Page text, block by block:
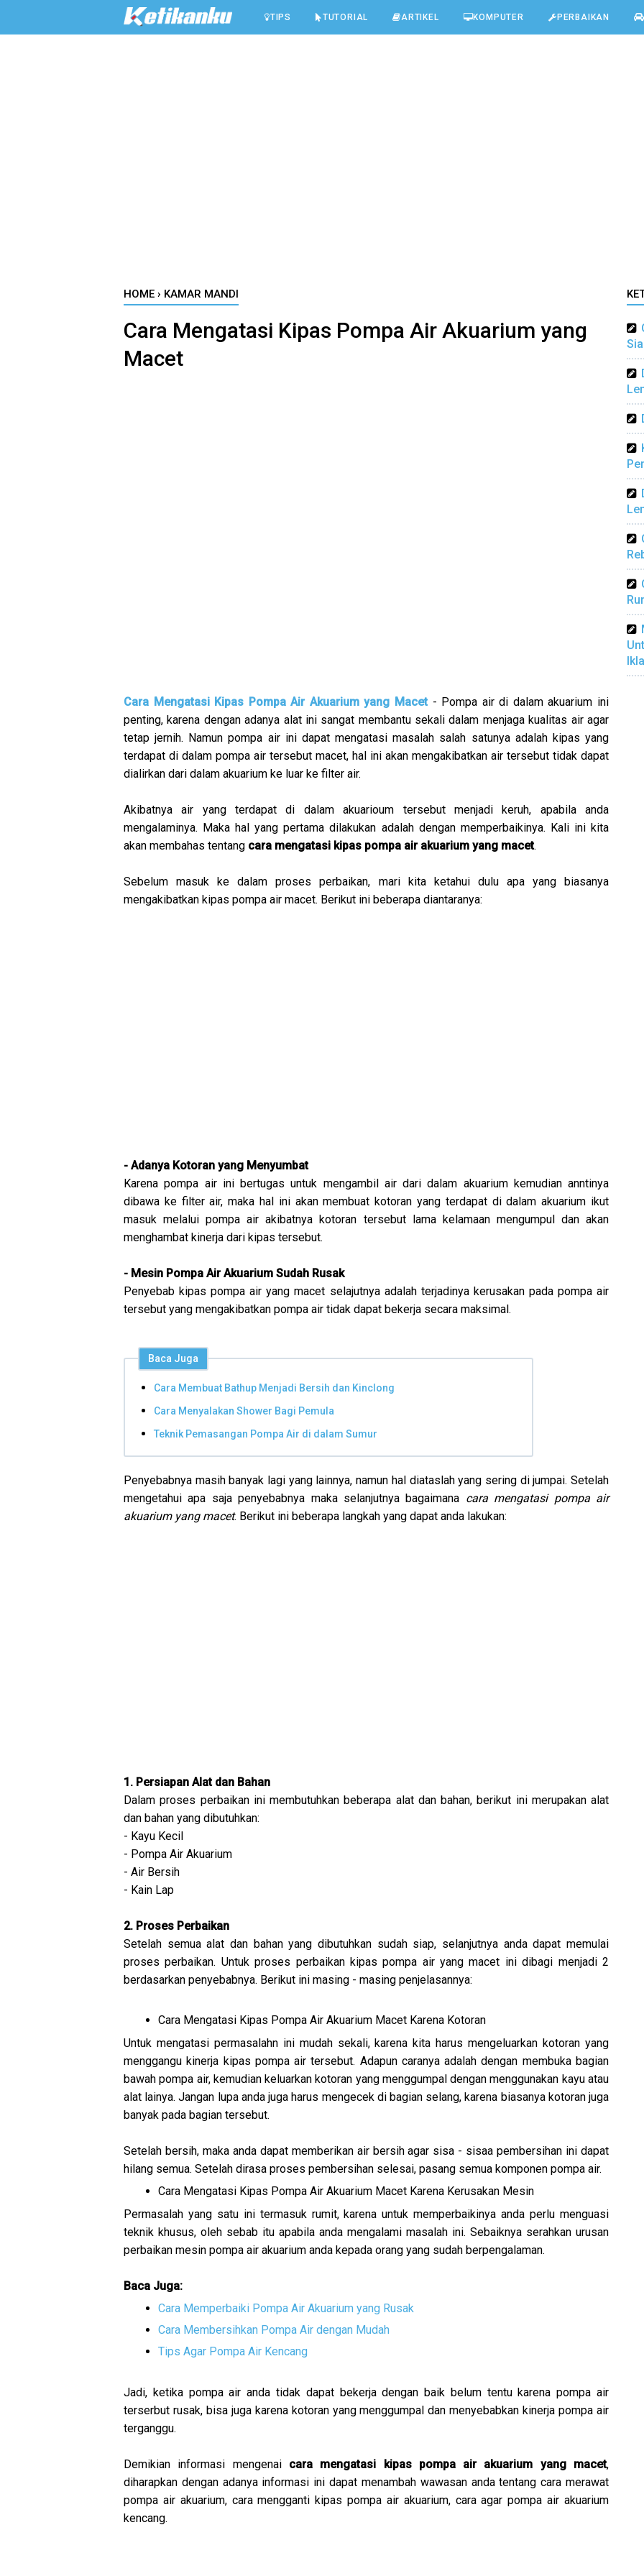
TIPS TUTORIAL ARTIKEL KOMPUTER PERBAIKAN
HOME › KAMAR MANDI
Cara Mengatasi Kipas Pompa Air Akuarium yang
Macet
Cara Mengatasi Kipas Pompa Air Akuarium yang Macet - Pompa air di dalam akuarium ini
penting, karena dengan adanya alat ini sangat membantu sekali dalam menjaga kualitas air agar
tetap jernih. Namun pompa air ini dapat mengatasi masalah salah satunya adalah kipas yang
terdapat di dalam pompa air tersebut macet, hal ini akan mengakibatkan air tersebut tidak dapat
dialirkan dari dalam akuarium ke luar ke filter air.
Akibatnya air yang terdapat di dalam akuarioum tersebut menjadi keruh, apabila anda
mengalaminya. Maka hal yang pertama dilakukan adalah dengan memperbaikinya. Kali ini kita
akan membahas tentang cara mengatasi kipas pompa air akuarium yang macet.
Sebelum masuk ke dalam proses perbaikan, mari kita ketahui dulu apa yang biasanya
mengakibatkan kipas pompa air macet. Berikut ini beberapa diantaranya:
- Adanya Kotoran yang Menyumbat
Karena pompa air ini bertugas untuk mengambil air dari dalam akuarium kemudian anntinya
dibawa ke filter air, maka hal ini akan membuat kotoran yang terdapat di dalam akuarium ikut
masuk melalui pompa air akibatnya kotoran tersebut lama kelamaan mengumpul dan akan
menghambat kinerja dari kipas tersebut.
- Mesin Pompa Air Akuarium Sudah Rusak
Penyebab kipas pompa air yang macet selajutnya adalah terjadinya kerusakan pada pompa air
tersebut yang mengakibatkan pompa air tidak dapat bekerja secara maksimal.
Baca Juga
Cara Membuat Bathup Menjadi Bersih dan Kinclong
Cara Menyalakan Shower Bagi Pemula
Teknik Pemasangan Pompa Air di dalam Sumur
Penyebabnya masih banyak lagi yang lainnya, namun hal diataslah yang sering di jumpai. Setelah
mengetahui apa saja penyebabnya maka selanjutnya bagaimana cara mengatasi pompa air
akuarium yang macet. Berikut ini beberapa langkah yang dapat anda lakukan:
1. Persiapan Alat dan Bahan
Dalam proses perbaikan ini membutuhkan beberapa alat dan bahan, berikut ini merupakan alat
dan bahan yang dibutuhkan:
- Kayu Kecil
- Pompa Air Akuarium
- Air Bersih
- Kain Lap
2. Proses Perbaikan
Setelah semua alat dan bahan yang dibutuhkan sudah siap, selanjutnya anda dapat memulai
proses perbaikan. Untuk proses perbaikan kipas pompa air yang macet ini dibagi menjadi 2
berdasarkan penyebabnya. Berikut ini masing - masing penjelasannya:
Cara Mengatasi Kipas Pompa Air Akuarium Macet Karena Kotoran
Untuk mengatasi permasalahn ini mudah sekali, karena kita harus mengeluarkan kotoran yang
menggangu kinerja kipas pompa air tersebut. Adapun caranya adalah dengan membuka bagian
bawah pompa air, kemudian keluarkan kotoran yang menggumpal dengan menggunakan kayu atau
alat lainya. Jangan lupa anda juga harus mengecek di bagian selang, karena biasanya kotoran juga
banyak pada bagian tersebut.
Setelah bersih, maka anda dapat memberikan air bersih agar sisa - sisaa pembersihan ini dapat
hilang semua. Setelah dirasa proses pembersihan selesai, pasang semua komponen pompa air.
Cara Mengatasi Kipas Pompa Air Akuarium Macet Karena Kerusakan Mesin
Permasalah yang satu ini termasuk rumit, karena untuk memperbaikinya anda perlu menguasi
teknik khusus, oleh sebab itu apabila anda mengalami masalah ini. Sebaiknya serahkan urusan
perbaikan mesin pompa air akuarium anda kepada orang yang sudah berpengalaman.
Baca Juga:
Cara Memperbaiki Pompa Air Akuarium yang Rusak
Cara Membersihkan Pompa Air dengan Mudah
Tips Agar Pompa Air Kencang
Jadi, ketika pompa air anda tidak dapat bekerja dengan baik belum tentu karena pompa air
terserbut rusak, bisa juga karena kotoran yang menggumpal dan menyebabkan kinerja pompa air
terganggu.
Demikian informasi mengenai cara mengatasi kipas pompa air akuarium yang macet,
diharapkan dengan adanya informasi ini dapat menambah wawasan anda tentang cara merawat
pompa air akuarium, cara mengganti kipas pompa air akuarium, cara agar pompa air akuarium
kencang.